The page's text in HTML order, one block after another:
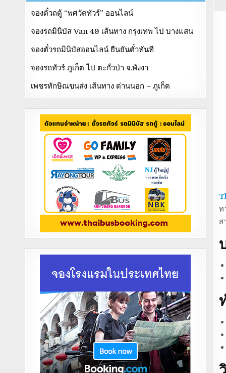
ท
ส
จองตั๋วถตู้ “พศวัตทัวร์” ออนไลน์
จองรถมินิบัส Van 49 เส้นทาง กรุงเทพ ไป บางแสน
จองตั๋วรถมินิบัสออนไลน์ ยืนยันตั๋วทันที
จองรถทัวร์ ภูเก็ต ไป ตะกั่วป่า จ.พังงา
เพชรทักษิณขนส่ง เส้นทาง ด่านนอก – ภูเก็ต